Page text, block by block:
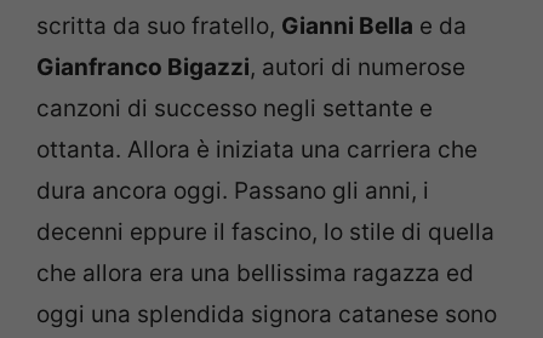
scritta da suo fratello, Gianni Bella e da
Gianfranco Bigazzi, autori di numerose
canzoni di successo negli settante e
ottanta. Allora è iniziata una carriera che
dura ancora oggi. Passano gli anni, i
decenni eppure il fascino, lo stile di quella
che allora era una bellissima ragazza ed
oggi una splendida signora catanese sono